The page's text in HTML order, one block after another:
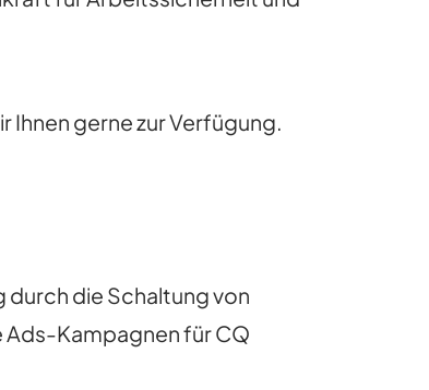
Ihnen gerne zur Verfügung.
durch die Schaltung von
Kampagnen für CQ